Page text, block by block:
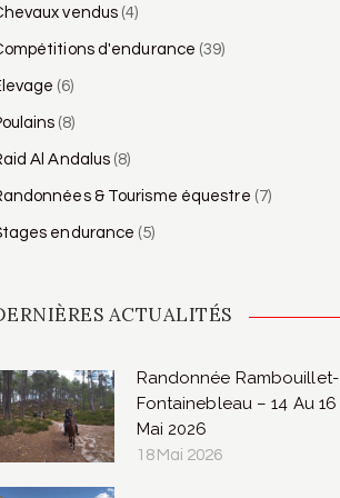
vendus (4)
d'endurance (39)
(6)
(8)
Al Andalus (8)
& Tourisme équestre (7)
endurance (5)
ACTUALITÉS
Randonnée Rambouillet-
Fontainebleau – 14 Au 16
Mai 2026
18 Mai 2026